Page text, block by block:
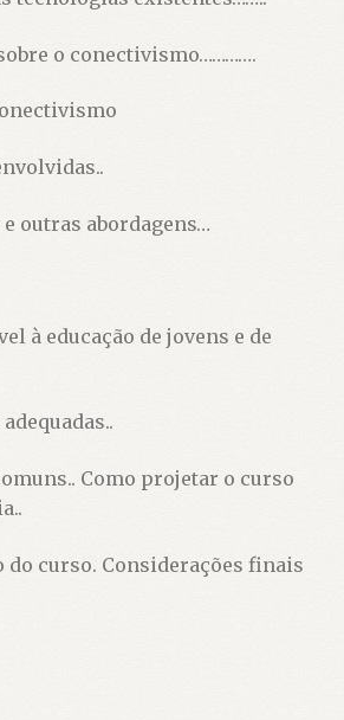
o conectivismo………….
outras abordagens…
à educação de jovens e de
Como projetar o curso
do curso. Considerações finais